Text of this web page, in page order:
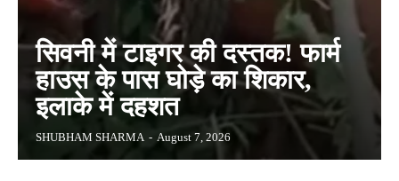
सिवनी में टाइगर की दस्तक! फार्म
हाउस के पास घोड़े का शिकार,
इलाके में दहशत
SHUBHAM SHARMA - August 7, 2026